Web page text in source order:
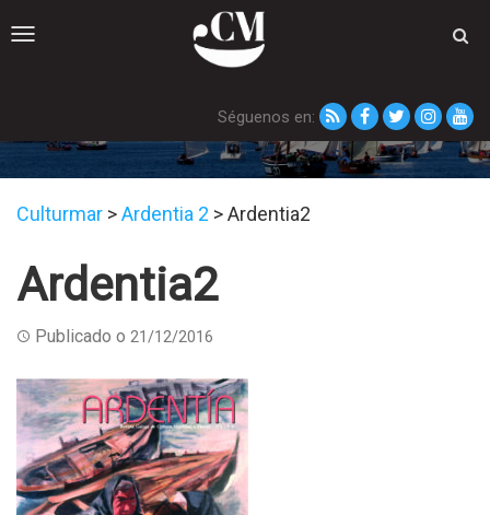
Toggle
Séguenos en:
Ardentia2
Culturmar >Ardentia 2 >Ardentia2
Ardentia2
Publicado o 21/12/2016